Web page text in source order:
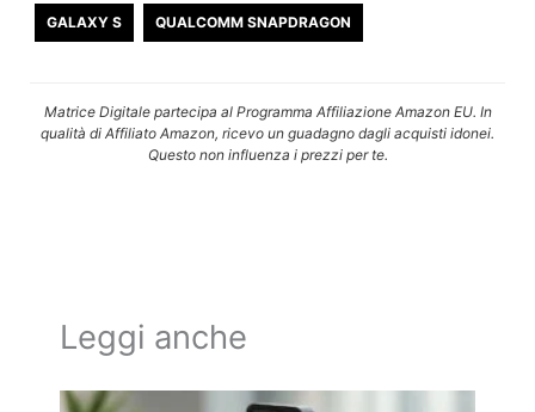
GALAXY S QUALCOMM SNAPDRAGON
Matrice Digitale partecipa al Programma Affiliazione Amazon EU. In
qualità di Affiliato Amazon, ricevo un guadagno dagli acquisti idonei.
Questo non influenza i prezzi per te.
Leggi anche